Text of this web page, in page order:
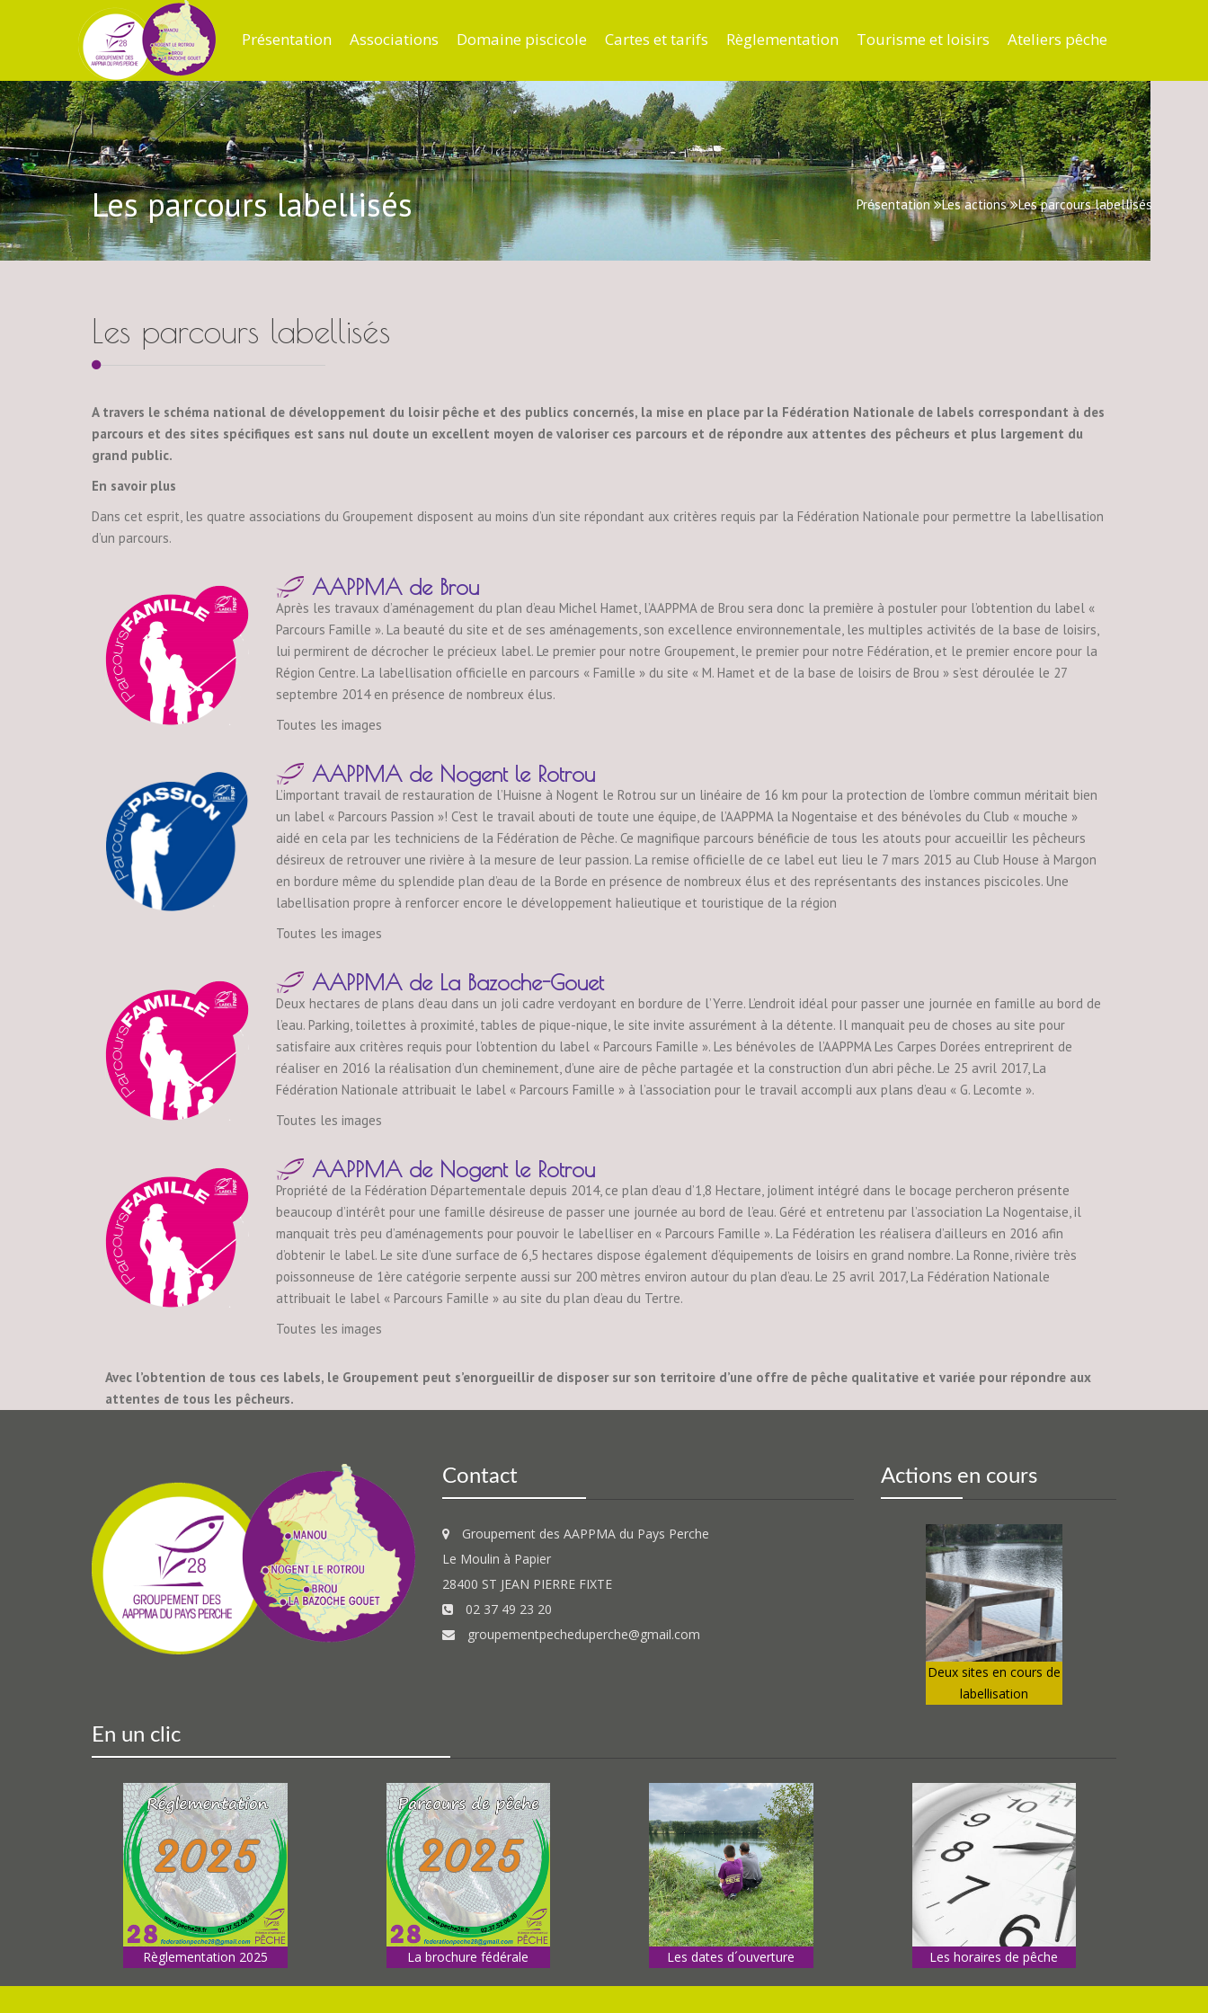
Présentation Associations Domaine piscicole Cartes et tarifs Règlementation Tourisme et loisirs Ateliers pêche
Les parcours labellisés Présentation Les actions Les parcours labellisés
Les parcours labellisés
A travers le schéma national de développement du loisir pêche et des publics concernés, la mise en place par la Fédération Nationale de labels correspondant à des
parcours et des sites spécifiques est sans nul doute un excellent moyen de valoriser ces parcours et de répondre aux attentes des pêcheurs et plus largement du
grand public.
En savoir plus
Dans cet esprit, les quatre associations du Groupement disposent au moins d’un site répondant aux critères requis par la Fédération Nationale pour permettre la labellisation
d’un parcours.
AAPPMA de Brou
Après les travaux d’aménagement du plan d’eau Michel Hamet, l’AAPPMA de Brou sera donc la première à postuler pour l’obtention du label «
Parcours Famille ». La beauté du site et de ses aménagements, son excellence environnementale, les multiples activités de la base de loisirs,
lui permirent de décrocher le précieux label. Le premier pour notre Groupement, le premier pour notre Fédération, et le premier encore pour la
Région Centre. La labellisation officielle en parcours « Famille » du site « M. Hamet et de la base de loisirs de Brou » s’est déroulée le 27
septembre 2014 en présence de nombreux élus.
Toutes les images
AAPPMA de Nogent le Rotrou
L’important travail de restauration de l’Huisne à Nogent le Rotrou sur un linéaire de 16 km pour la protection de l’ombre commun méritait bien
un label « Parcours Passion »! C’est le travail abouti de toute une équipe, de l’AAPPMA la Nogentaise et des bénévoles du Club « mouche »
aidé en cela par les techniciens de la Fédération de Pêche. Ce magnifique parcours bénéficie de tous les atouts pour accueillir les pêcheurs
désireux de retrouver une rivière à la mesure de leur passion. La remise officielle de ce label eut lieu le 7 mars 2015 au Club House à Margon
en bordure même du splendide plan d’eau de la Borde en présence de nombreux élus et des représentants des instances piscicoles. Une
labellisation propre à renforcer encore le développement halieutique et touristique de la région
Toutes les images
AAPPMA de La Bazoche-Gouet
Deux hectares de plans d’eau dans un joli cadre verdoyant en bordure de l’Yerre. L’endroit idéal pour passer une journée en famille au bord de
l’eau. Parking, toilettes à proximité, tables de pique-nique, le site invite assurément à la détente. Il manquait peu de choses au site pour
satisfaire aux critères requis pour l’obtention du label « Parcours Famille ». Les bénévoles de l’AAPPMA Les Carpes Dorées entreprirent de
réaliser en 2016 la réalisation d’un cheminement, d’une aire de pêche partagée et la construction d’un abri pêche. Le 25 avril 2017, La
Fédération Nationale attribuait le label « Parcours Famille » à l’association pour le travail accompli aux plans d’eau « G. Lecomte ».
Toutes les images
AAPPMA de Nogent le Rotrou
Propriété de la Fédération Départementale depuis 2014, ce plan d’eau d’1,8 Hectare, joliment intégré dans le bocage percheron présente
beaucoup d’intérêt pour une famille désireuse de passer une journée au bord de l’eau. Géré et entretenu par l’association La Nogentaise, il
manquait très peu d’aménagements pour pouvoir le labelliser en « Parcours Famille ». La Fédération les réalisera d’ailleurs en 2016 afin
d’obtenir le label. Le site d’une surface de 6,5 hectares dispose également d’équipements de loisirs en grand nombre. La Ronne, rivière très
poissonneuse de 1ère catégorie serpente aussi sur 200 mètres environ autour du plan d’eau. Le 25 avril 2017, La Fédération Nationale
attribuait le label « Parcours Famille » au site du plan d’eau du Tertre.
Toutes les images
Avec l’obtention de tous ces labels, le Groupement peut s’enorgueillir de disposer sur son territoire d’une offre de pêche qualitative et variée pour répondre aux
attentes de tous les pêcheurs.
Contact
Groupement des AAPPMA du Pays Perche
Le Moulin à Papier
28400 ST JEAN PIERRE FIXTE
02 37 49 23 20
groupementpecheduperche@gmail.com
Actions en cours
Deux sites en cours de
labellisation
En un clic
Règlementation 2025 La brochure fédérale Les dates d´ouverture Les horaires de pêche